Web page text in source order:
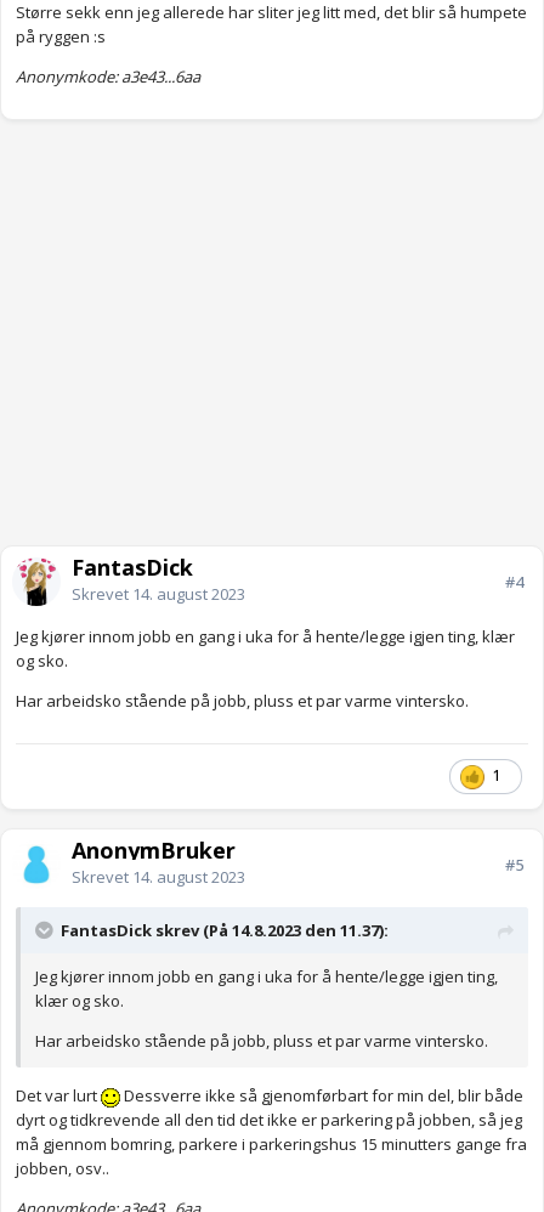
Større sekk enn jeg allerede har sliter jeg litt med, det blir så humpete
på ryggen :s
Anonymkode: a3e43...6aa
FantasDick
Skrevet 14. august 2023
#4
Jeg kjører innom jobb en gang i uka for å hente/legge igjen ting, klær
og sko.
Har arbeidsko stående på jobb, pluss et par varme vintersko.
1
AnonymBruker
Skrevet 14. august 2023
#5
FantasDick skrev (På 14.8.2023 den 11.37):
Jeg kjører innom jobb en gang i uka for å hente/legge igjen ting,
klær og sko.
Har arbeidsko stående på jobb, pluss et par varme vintersko.
Det var lurt
Dessverre ikke så gjenomførbart for min del, blir både
dyrt og tidkrevende all den tid det ikke er parkering på jobben, så jeg
må gjennom bomring, parkere i parkeringshus 15 minutters gange fra
jobben, osv..